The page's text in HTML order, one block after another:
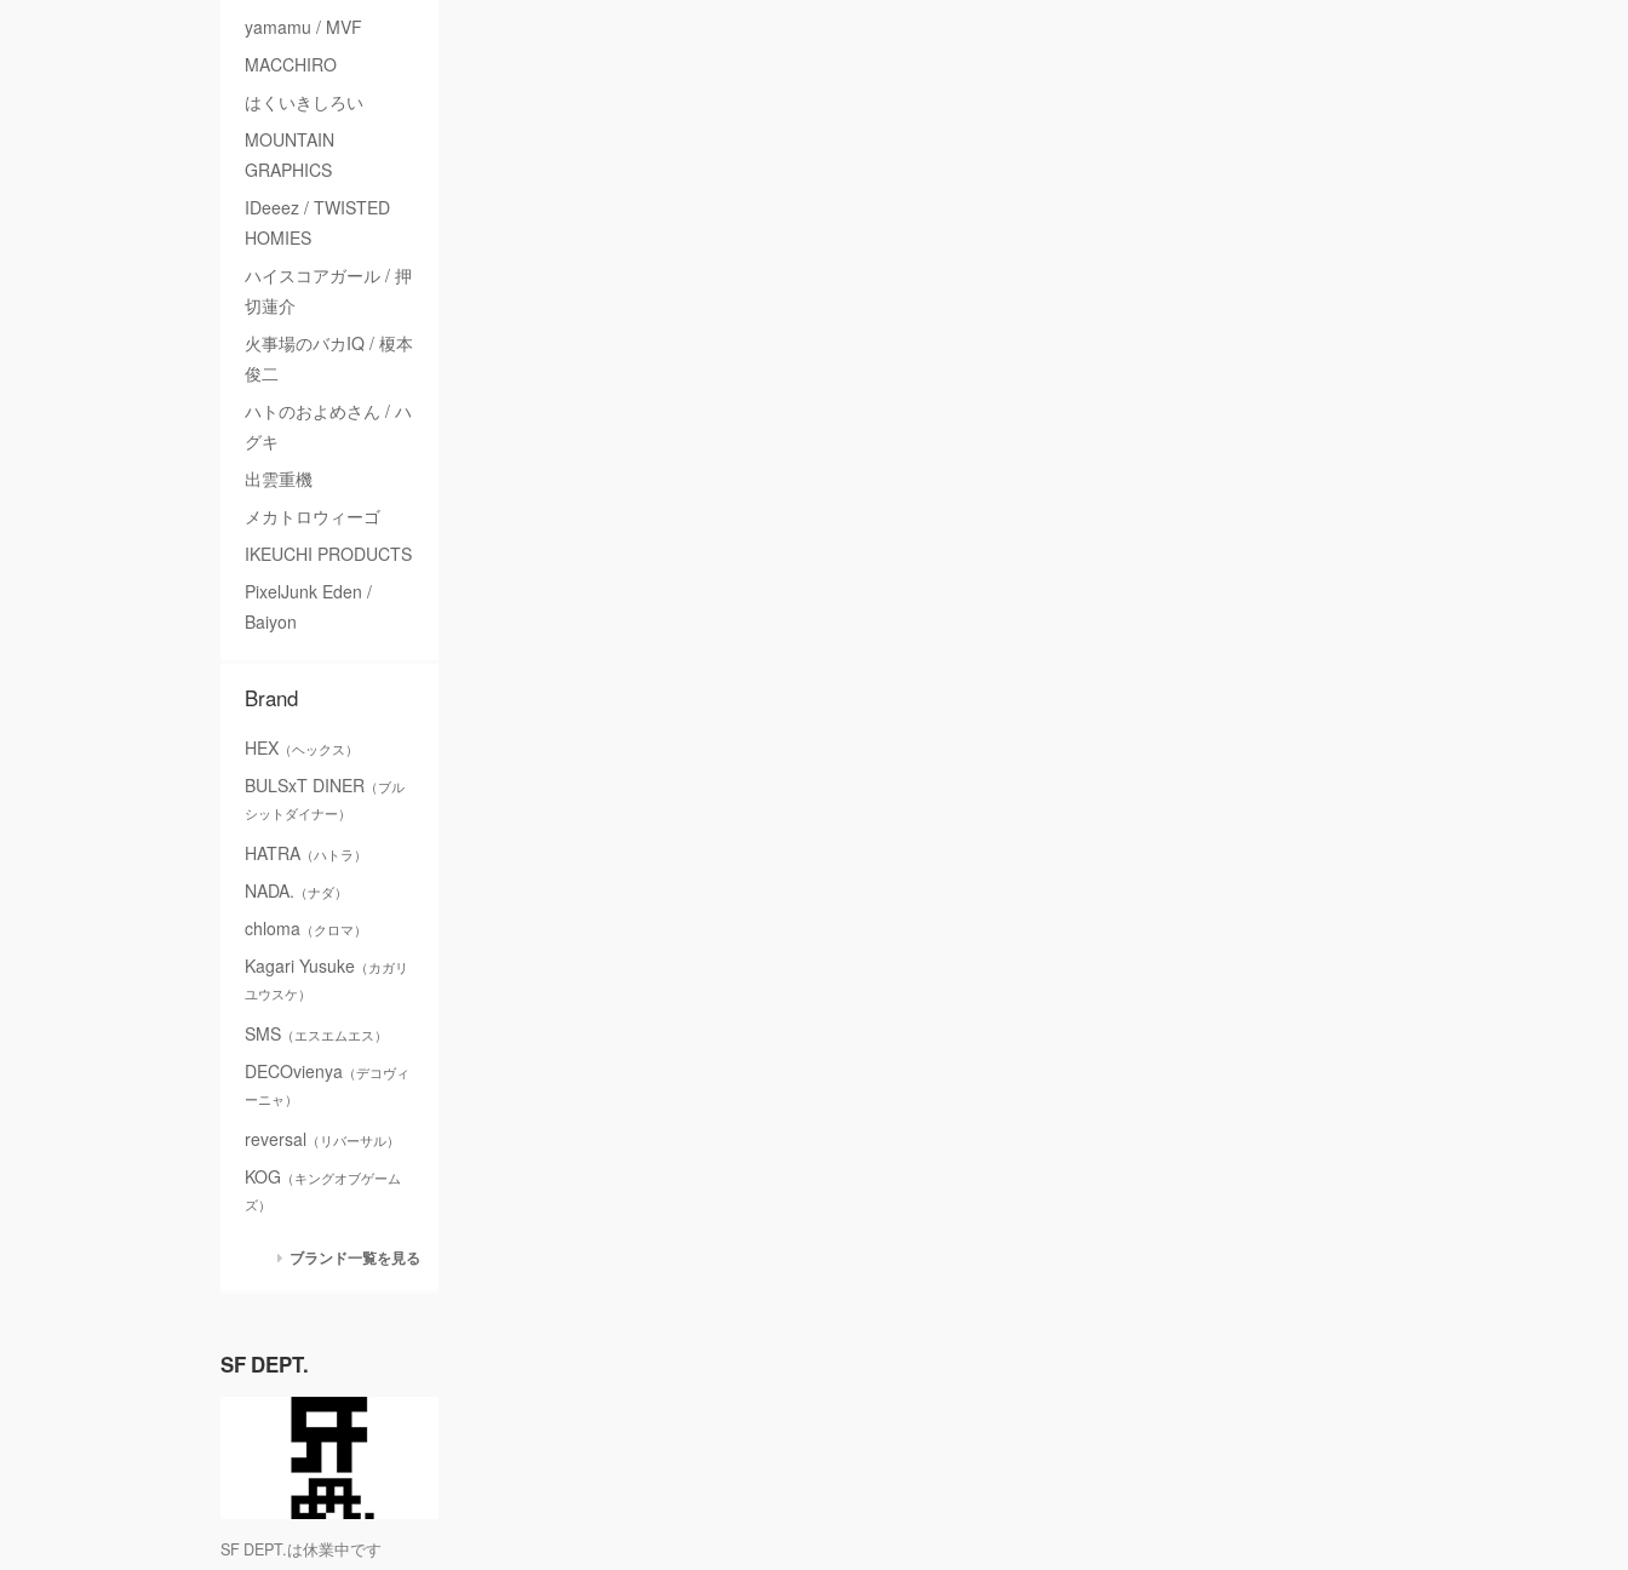
yamamu / MVF
MACCHIRO
はくいきしろい
MOUNTAIN
GRAPHICS
IDeeez / TWISTED
HOMIES
ハイスコアガール / 押
切蓮介
火事場のバカIQ / 榎本
俊二
ハトのおよめさん / ハ
グキ
出雲重機
メカトロウィーゴ
IKEUCHI PRODUCTS
PixelJunk Eden /
Baiyon
Brand
HEX （ヘックス）
BULSxT DINER （ブル
シットダイナー）
HATRA （ハトラ）
NADA. （ナダ）
chloma （クロマ）
Kagari Yusuke （カガリ
ユウスケ）
SMS （エスエムエス）
DECOvienya （デコヴィ
ーニャ）
reversal （リバーサル）
KOG （キングオブゲーム
ズ）
ブランド一覧を見る
SF DEPT.
SF DEPT.は休業中です